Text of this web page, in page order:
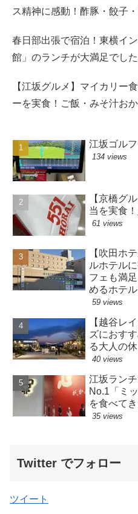
ス精神に感動！酢豚・餃子
春日部出張で宿泊！東横イ
館」のランチが大満足でした
【江坂グルメ】マイカリー
ーを実食！ご飯・みそ汁お
江坂ゴル
134 views
【京橋グ
当を実食
61 views
【吹田ホ
ルホテル
フェも満
めるホテル
59 views
【越谷レ
ズにおす
る大人の
40 views
江坂ラン
No.1「ミ
を食べて
35 views
Twitter でフォロー
ツイート